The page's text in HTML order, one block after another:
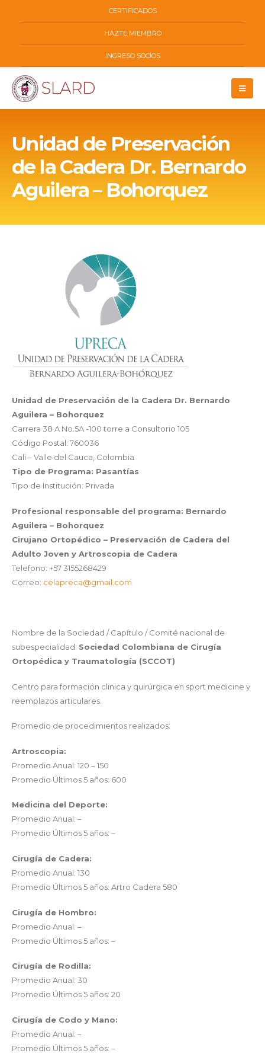
CERTIFICADOS
HAZTE MIEMBRO
INGRESO SOCIOS
Unidad de Preservación
de la Cadera Dr. Bernardo
Aguilera – Bohorquez
Unidad de Preservación de la Cadera Dr. Bernardo
Aguilera – Bohorquez
Carrera 38 A No.5A -100 torre a Consultorio 105
Código Postal: 760036
Cali – Valle del Cauca, Colombia
Tipo de Programa: Pasantías
Tipo de Institución: Privada
Profesional responsable del programa: Bernardo
Aguilera – Bohorquez
Cirujano Ortopédico – Preservación de Cadera del
Adulto Joven y Artroscopia de Cadera
Telefono: +57 3155268429
Correo: celapreca@gmail.com
Nombre de la Sociedad / Capítulo / Comité nacional de
subespecialidad: Sociedad Colombiana de Cirugía
Ortopédica y Traumatología (SCCOT)
Centro para formación clinica y quirúrgica en sport medicine y
reemplazos articulares.
Promedio de procedimientos realizados:
Artroscopia:
Promedio Anual: 120 – 150
Promedio Últimos 5 años: 600
Medicina del Deporte:
Promedio Anual: –
Promedio Últimos 5 años: –
Cirugía de Cadera:
Promedio Anual: 130
Promedio Últimos 5 años: Artro Cadera 580
Cirugía de Hombro:
Promedio Anual: –
Promedio Últimos 5 años: –
Cirugía de Rodilla:
Promedio Anual: 30
Promedio Últimos 5 años: 20
Cirugía de Codo y Mano:
Promedio Anual: –
Promedio Últimos 5 años: –